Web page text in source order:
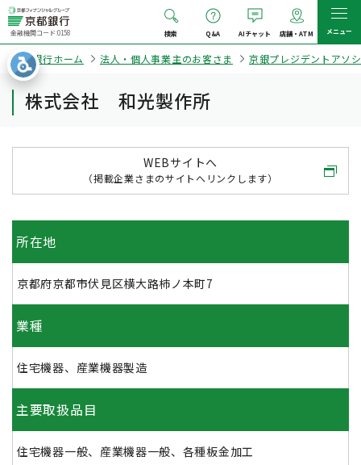
金融機関コード:0158 検索 Q&A AIチャット 店舗・ATM メニュー
京都銀行ホーム 法人・個人事業主のお客さま 京銀プレジデントアソ
株式会社 和光製作所
WEBサイトへ
（掲載企業さまのサイトへリンクします）
所在地
京都府京都市伏見区横大路柿ノ本町7
業種
住宅機器、産業機器製造
主要取扱品目
住宅機器一般、産業機器一般、各種板金加工